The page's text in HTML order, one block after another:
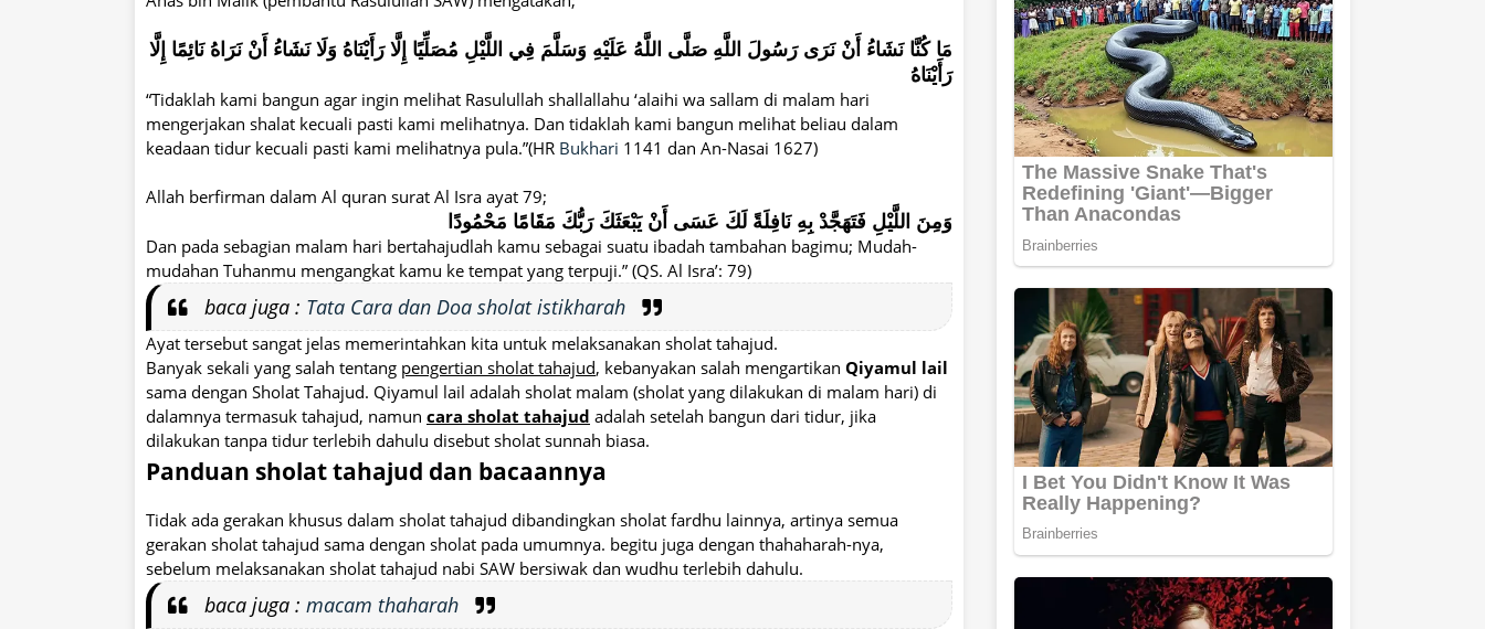
مَا كُنَّا نَشَاءُ أَنْ نَرَى رَسُولَ اللَّهِ صَلَّى اللَّهُ عَلَيْهِ وَسَلَّمَ فِي اللَّيْلِ مُصَلِّيًا إِلَّا رَأَيْنَاهُ وَلَا نَشَاءُ أَنْ نَرَاهُ نَائِمًا إِلَّا
رَأَيْنَاهُ
“Tidaklah kami bangun agar ingin melihat Rasulullah shallallahu ‘alaihi wa sallam di malam hari
mengerjakan shalat kecuali pasti kami melihatnya. Dan tidaklah kami bangun melihat beliau dalam
keadaan tidur kecuali pasti kami melihatnya pula.”(HR Bukhari 1141 dan An-Nasai 1627)
Allah berfirman dalam Al quran surat Al Isra ayat 79;
وَمِنَ اللَّيْلِ فَتَهَجَّدْ بِهِ نَافِلَةً لَكَ عَسَى أَنْ يَبْعَثَكَ رَبُّكَ مَقَامًا مَحْمُودًا
Dan pada sebagian malam hari bertahajudlah kamu sebagai suatu ibadah tambahan bagimu; Mudah-
mudahan Tuhanmu mengangkat kamu ke tempat yang terpuji.” (QS. Al Isra’: 79)
baca juga : Tata Cara dan Doa sholat istikharah
Ayat tersebut sangat jelas memerintahkan kita untuk melaksanakan sholat tahajud.
Banyak sekali yang salah tentang pengertian sholat tahajud, kebanyakan salah mengartikan Qiyamul lail
sama dengan Sholat Tahajud. Qiyamul lail adalah sholat malam (sholat yang dilakukan di malam hari) di
dalamnya termasuk tahajud, namun cara sholat tahajud adalah setelah bangun dari tidur, jika
dilakukan tanpa tidur terlebih dahulu disebut sholat sunnah biasa.
Panduan sholat tahajud dan bacaannya
Tidak ada gerakan khusus dalam sholat tahajud dibandingkan sholat fardhu lainnya, artinya semua
gerakan sholat tahajud sama dengan sholat pada umumnya. begitu juga dengan thahaharah-nya,
sebelum melaksanakan sholat tahajud nabi SAW bersiwak dan wudhu terlebih dahulu.
baca juga : macam thaharah